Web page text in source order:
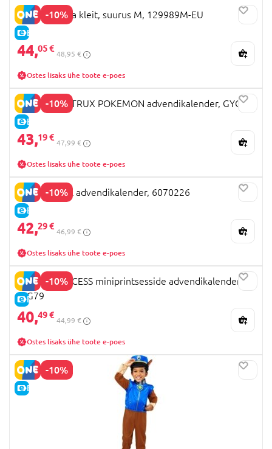
-10%
E-HIND
DISGUISE Elsa kleit, suurus M, 129989M-EU
44,05 €
48,95 €
Ostes lisaks ühe toote e-poes
-10%
E-HIND
MEGA CONSTRUX POKEMON advendikalender, GYG99
43,19 €
47,99 €
Ostes lisaks ühe toote e-poes
-10%
E-HIND
PAW PATROL advendikalender, 6070226
42,29 €
46,99 €
Ostes lisaks ühe toote e-poes
-10%
E-HIND
DISNEY PRINCESS miniprintsesside advendikalender,
JFG79
40,49 €
44,99 €
Ostes lisaks ühe toote e-poes
-10%
E-HIND